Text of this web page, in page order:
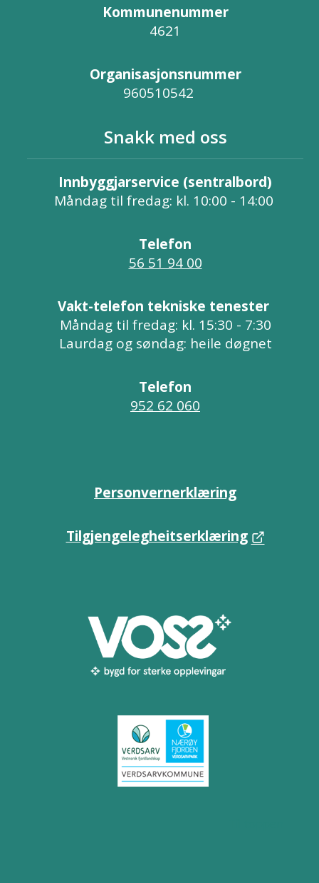
Kommunenummer
4621
Organisasjonsnummer
960510542
Snakk med oss
Innbyggjarservice (sentralbord)
Måndag til fredag: kl. 10:00 - 14:00
Telefon
56 51 94 00
Vakt-telefon tekniske tenester
Måndag til fredag: kl. 15:30 - 7:30
Laurdag og søndag: heile døgnet
Telefon
952 62 060
Personvernerklæring
Tilgjengelegheitserklæring